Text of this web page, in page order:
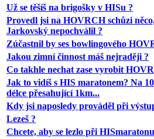
Už se těšíš na brigošky v HISu ?
Provedl jsi na HOVRCH schůzi
Jarkovský nepochválil ?
Zúčastnil by ses bowlingového
Jakou zimní činnost máš nejraději ?
Co takhle nechat zase vyrobit
Jak to vidíš s HIS maratonem? Na
délce přesahující 1km...
Kdy jsi naposledy prováděl při
Lezeš ?
Chcete, aby se lezlo při